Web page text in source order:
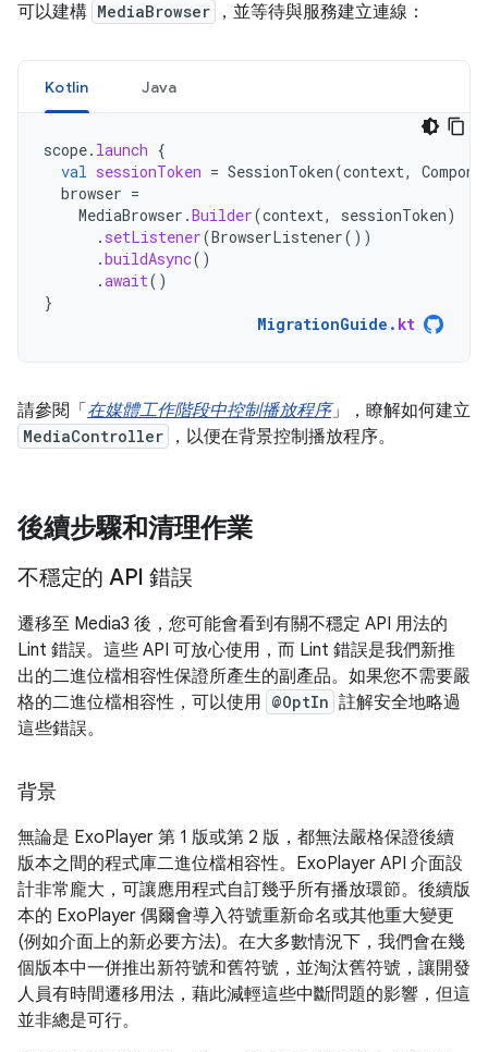
可以建構 MediaBrowser ，並等待與服務建立連線：
Kotlin Java
scope. launch {
val sessionToken = SessionToken(context,
browser =
MediaBrowser .Builder(context, sessionToken)
. setListener(BrowserListener())
.buildAsync()
.await()
}
MigrationGuide . kt
請參閱「 在媒體工作階段中控制播放程序」，瞭解如何建立
MediaController ，以便在背景控制播放程序。
後續步驟和清理作業
不穩定的 API 錯誤
遷移至 Media3 後，您可能會看到有關不穩定 API 用法的
Lint 錯誤。這些 API 可放心使用，而 Lint 錯誤是我們新推
出的二進位檔相容性保證所產生的副產品。如果您不需要嚴
格的二進位檔相容性，可以使用 @OptIn 註解安全地略過
這些錯誤。
背景
無論是 ExoPlayer 第 1 版或第 2 版，都無法嚴格保證後續
版本之間的程式庫二進位檔相容性。ExoPlayer API 介面設
計非常龐大，可讓應用程式自訂幾乎所有播放環節。後續版
本的 ExoPlayer 偶爾會導入符號重新命名或其他重大變更
(例如介面上的新必要方法)。在大多數情況下，我們會在幾
個版本中一併推出新符號和舊符號，並淘汰舊符號，讓開發
人員有時間遷移用法，藉此減輕這些中斷問題的影響，但這
並非總是可行。